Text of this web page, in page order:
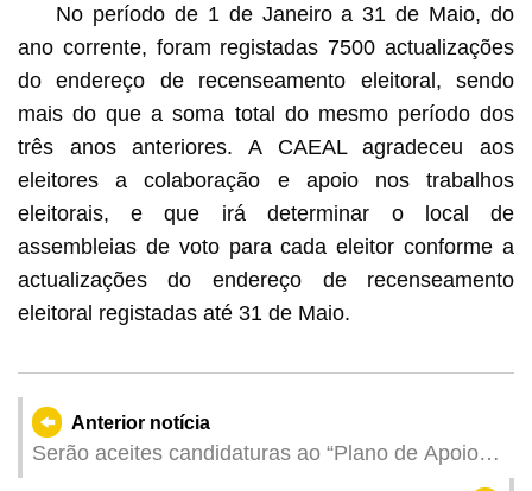
No período de 1 de Janeiro a 31 de Maio, do
ano corrente, foram registadas 7500 actualizações
do endereço de recenseamento eleitoral, sendo
mais do que a soma total do mesmo período dos
três anos anteriores. A CAEAL agradeceu aos
eleitores a colaboração e apoio nos trabalhos
eleitorais, e que irá determinar o local de
assembleias de voto para cada eleitor conforme a
actualizações do endereço de recenseamento
eleitoral registadas até 31 de Maio.
Anterior notícia
Serão aceites candidaturas ao “Plano de Apoio